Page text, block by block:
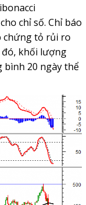
chỉ số. Chỉ báo
chứng tỏ rủi ro
đó, khối lượng
20 ngày thể